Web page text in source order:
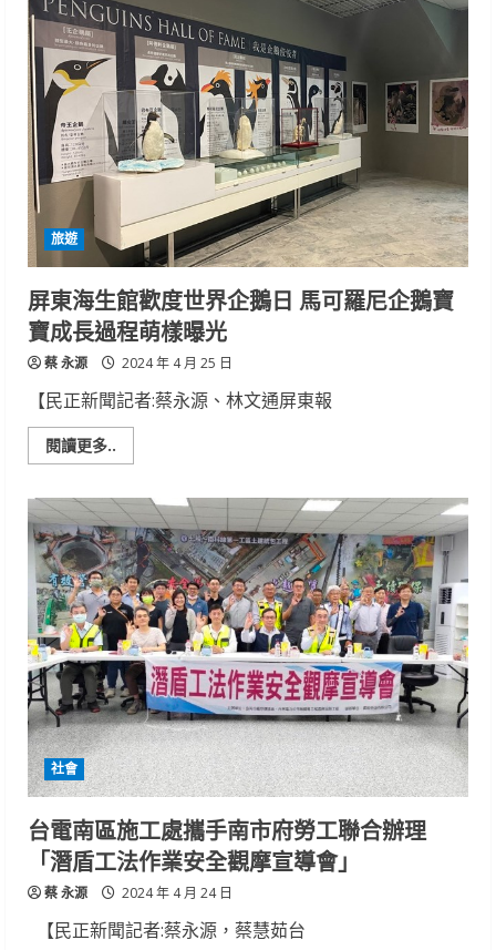
創
傳
奇
及
典
登
峰
之
作
辦
汽、
機
車
廢
或
繳
銷，
委
託
OK
方
便
又
優
惠
旅遊
屏東海生館歡度世界企鵝日 馬可羅尼企鵝寶
寶成長過程萌樣曝光
蔡 永源 2024 年 4 月 25 日
【民正新聞記者:蔡永源、林文通屏東報
閱讀更多..
more
東
海
生
館
歡
度
世
界
企
鵝
日
馬
可
羅
尼
企
鵝
寶
寶
成
長
過
程
萌
樣
曝
社會
台電南區施工處攜手南市府勞工聯合辦理
「潛盾工法作業安全觀摩宣導會」
蔡 永源 2024 年 4 月 24 日
【民正新聞記者:蔡永源，蔡慧茹台